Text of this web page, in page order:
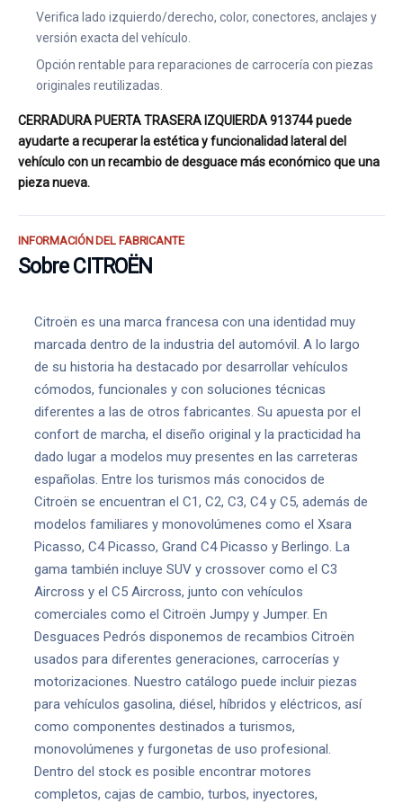
Verifica lado izquierdo/derecho, color, conectores, anclajes y
versión exacta del vehículo.
Opción rentable para reparaciones de carrocería con piezas
originales reutilizadas.
CERRADURA PUERTA TRASERA IZQUIERDA 913744 puede
ayudarte a recuperar la estética y funcionalidad lateral del
vehículo con un recambio de desguace más económico que una
pieza nueva.
INFORMACIÓN DEL FABRICANTE
Sobre CITROËN
Citroën es una marca francesa con una identidad muy
marcada dentro de la industria del automóvil. A lo largo
de su historia ha destacado por desarrollar vehículos
cómodos, funcionales y con soluciones técnicas
diferentes a las de otros fabricantes. Su apuesta por el
confort de marcha, el diseño original y la practicidad ha
dado lugar a modelos muy presentes en las carreteras
españolas. Entre los turismos más conocidos de
Citroën se encuentran el C1, C2, C3, C4 y C5, además de
modelos familiares y monovolúmenes como el Xsara
Picasso, C4 Picasso, Grand C4 Picasso y Berlingo. La
gama también incluye SUV y crossover como el C3
Aircross y el C5 Aircross, junto con vehículos
comerciales como el Citroën Jumpy y Jumper. En
Desguaces Pedrós disponemos de recambios Citroën
usados para diferentes generaciones, carrocerías y
motorizaciones. Nuestro catálogo puede incluir piezas
para vehículos gasolina, diésel, híbridos y eléctricos, así
como componentes destinados a turismos,
monovolúmenes y furgonetas de uso profesional.
Dentro del stock es posible encontrar motores
completos, cajas de cambio, turbos, inyectores,